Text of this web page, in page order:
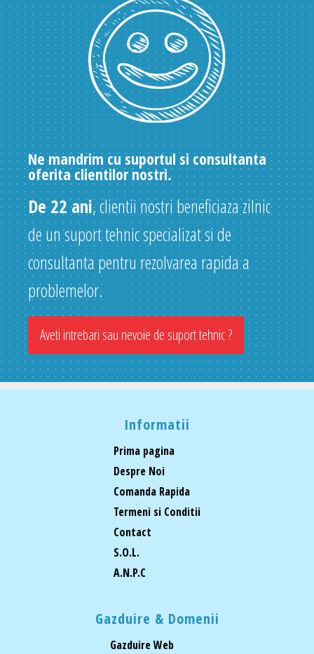
Ne mandrim cu suportul si consultanta
oferita clientilor nostri.
De 22 ani, clientii nostri beneficiaza zilnic
de un suport tehnic specializat si de
consultanta pentru rezolvarea rapida a
problemelor.
Aveti intrebari sau nevoie de suport tehnic ?
Informatii
Prima pagina
Despre Noi
Comanda Rapida
Termeni si Conditii
Contact
S.O.L.
A.N.P.C
Gazduire & Domenii
Gazduire Web